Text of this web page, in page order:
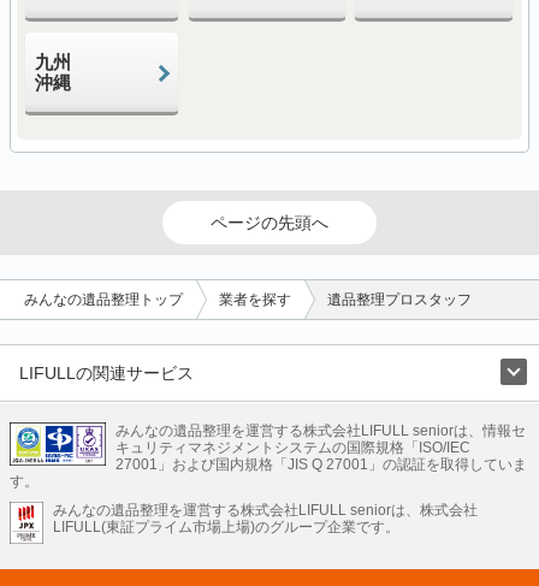
九州
沖縄
ページの先頭へ
みんなの遺品整理トップ 業者を探す 遺品整理プロスタッフ
LIFULLの関連サービス
不動産・住宅 引越し 老人ホーム 地方創生
ママの就労支援
不動産クラウドファンディング 遺品整理 老後の暮らし情報
LIFULL HOME'Sのサービス
不動産・住宅
不動産査定 マンション専門売却査定 不動産投資 アドバイザー
みんなの遺品整理を運営する株式会社LIFULL seniorは、情報セ
キュリティマネジメントシステムの国際規格「ISO/IEC
27001」および国内規格「JIS Q 27001」の認証を取得していま
す。
みんなの遺品整理を運営する株式会社LIFULL seniorは、株式会社
LIFULL(東証プライム市場上場)のグループ企業です。